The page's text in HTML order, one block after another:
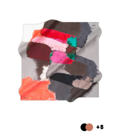
yapmayınız. İpek ve hassas
İpek Eşarp Şampuanı
uygulayabilirsiniz.
Eşarp hangi kumaştan
+8